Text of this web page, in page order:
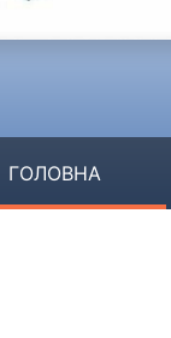
ГОЛОВНА